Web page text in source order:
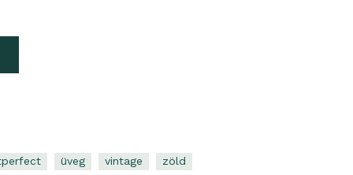
Üveg Vintage Zöld